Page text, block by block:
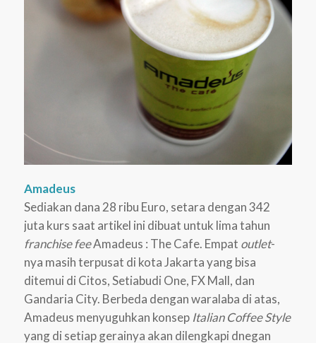
Amadeus
Sediakan dana 28 ribu Euro, setara dengan 342
juta kurs saat artikel ini dibuat untuk lima tahun
franchise feeAmadeus : The Cafe. Empat outlet-
nya masih terpusat di kota Jakarta yang bisa
ditemui di Citos, Setiabudi One, FX Mall, dan
Gandaria City. Berbeda dengan waralaba di atas,
Amadeus menyuguhkan konsep Italian Coffee Style
yang di setiap gerainya akan dilengkapi dnegan